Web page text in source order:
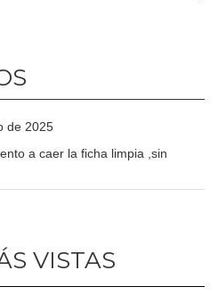
de 2025
a caer la ficha limpia ,sin
VISTAS